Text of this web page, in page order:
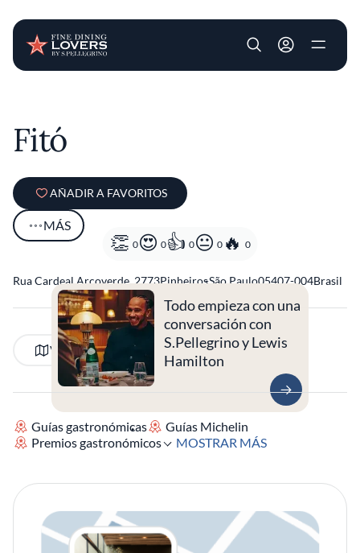
User account
Fitó
AÑADIR A FAVORITOS
MÁS
0 0 0 0 0
Todo empieza con una
conversación con
S.Pellegrino y Lewis
Hamilton
Rua Cardeal Arcoverde, 2773Pinheiros-São Paulo05407-004Brasil
VER EN EL MAPA
Guías gastronómicas
Guías Michelin
Premios gastronómicos
MOSTRAR MÁS